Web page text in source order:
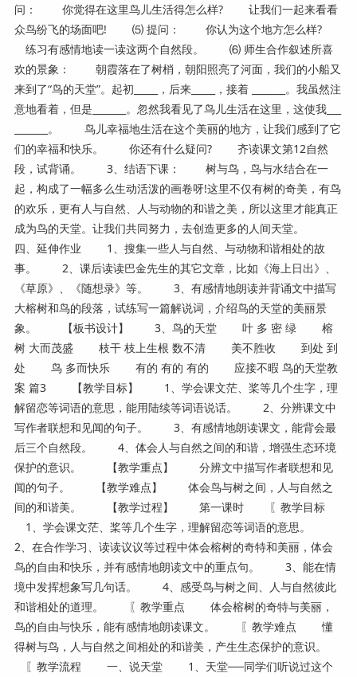
问： 你觉得在这里鸟儿生活得怎么样? 让我们一起来看看
众鸟纷飞的场面吧! ⑸ 提问： 你认为这个地方怎么样?
练习有感情地读一读这两个自然段。 ⑹ 师生合作叙述所喜
欢的景象： 朝霞落在了树梢，朝阳照亮了河面，我们的小船又
来到了“鸟的天堂”。起初_____，后来_____，接着 _______。我虽然注
意地看着，但是_______。忽然我看见了鸟儿生活在这里，这使我___
_______。 鸟儿幸福地生活在这个美丽的地方，让我们感到了它
们的幸福和快乐。 你还有什么疑问? 齐读课文第12自然
段，试背诵。 3、结语下课： 树与鸟，鸟与水结合在一
起，构成了一幅多么生动活泼的画卷呀!这里不仅有树的奇美，有鸟
的欢乐，更有人与自然、人与动物的和谐之美，所以这里才能真正
成为鸟的天堂。让我们共同努力，去创造更多的人间天堂。
四、延伸作业 1、搜集一些人与自然、与动物和谐相处的故
事。 2、课后读读巴金先生的其它文章，比如《海上日出》、
《草原》、《随想录》等。 3、有感情地朗读并背诵文中描写
大榕树和鸟的段落，试练写一篇解说词，介绍鸟的天堂的美丽景
象。 【板书设计】 3、鸟的天堂 叶 多 密 绿 榕
树 大而茂盛 枝干 枝上生根 数不清 美不胜收 到处 到
处 鸟 多而快乐 有的 有的 有的 应接不暇 鸟的天堂教
案 篇3 【教学目标】 1、学会课文茫、桨等几个生字，理
解留恋等词语的意思，能用陆续等词语说话。 2、分辨课文中
写作者联想和见闻的句子。 3、有感情地朗读课文，能背会最
后三个自然段。 4、体会人与自然之间的和谐，增强生态环境
保护的意识。 【教学重点】 分辨文中描写作者联想和见
闻的句子。 【教学难点】 体会鸟与树之间，人与自然之
间的和谐美。 【教学过程】 第一课时 〖教学目标
1、学会课文茫、桨等几个生字，理解留恋等词语的意思。
2、在合作学习、读读议议等过程中体会榕树的奇特和美丽，体会
鸟的自由和快乐，并有感情地朗读文中的重点句。 3、能在情
境中发挥想象写几句话。 4、感受鸟与树之间、人与自然彼此
和谐相处的道理。 〖教学重点 体会榕树的奇特与美丽，
鸟的自由与快乐，能有感情地朗读课文。 〖教学难点 懂
得树与鸟，人与自然之间相处的和谐美，产生生态保护的意识。
〖教学流程 一、说天堂 1、天堂──同学们听说过这个